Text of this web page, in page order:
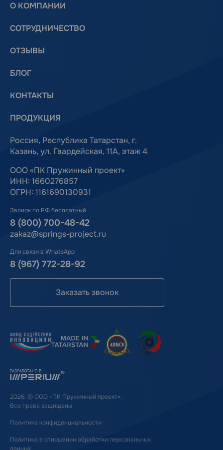
О КОМПАНИИ
СОТРУДНИЧЕСТВО
ОТЗЫВЫ
БЛОГ
КОНТАКТЫ
ПРОДУКЦИЯ
Россия, Республика Татарстан, г.
Казань, ул. Гвардейская, 11А, этаж 4
ООО «ПК Пружинный проект»
ИНН: 1660276857
ОГРН: 1161690130931
Звонок по РФ бесплатный
8 (800) 700-48-42
zakaz@springs-project.ru
Для связи в WhatsApp
8 (967) 772-28-92
Заказать звонок
2026, © ООО «ПК Пружинный проект».
Все права защищены
Политика конфиденциальности
Политика в отношении обработки персональных